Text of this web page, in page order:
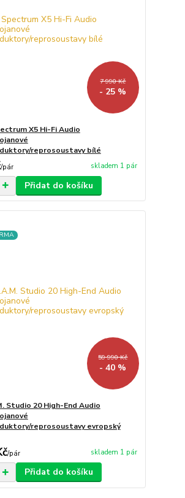
7 990 Kč
- 25 %
X5 Hi-Fi Audio
reprosoustavy bílé
/pár skladem 1 pár
Přidat do košíku
59 990 Kč
- 40 %
Studio 20 High-End Audio
reprosoustavy evropský
/pár skladem 1 pár
Přidat do košíku